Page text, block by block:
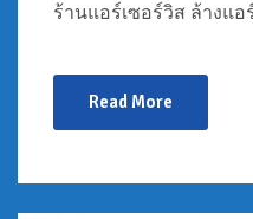
ร้านแอร์เซอร์วิส ล้างแ
Read More